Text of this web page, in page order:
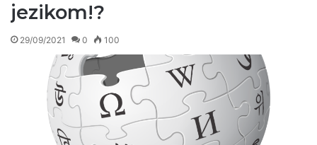
jezikom!?
29/09/2021 0 100